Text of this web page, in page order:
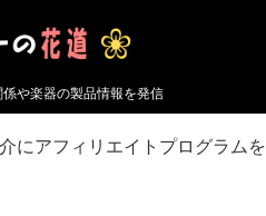
や楽器の製品情報を発信
にアフィリエイトプログラムを